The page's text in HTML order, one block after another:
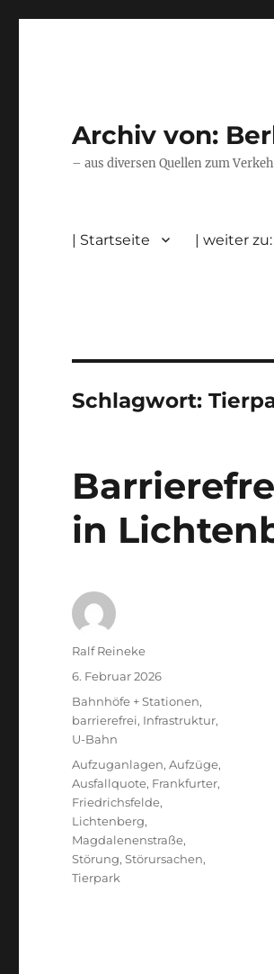
Archiv von:
– aus diversen Quellen zum
| Startseite | weiter
Schlagwort:
in
Autor
Ralf Reineke
Veröffentlicht
am
6. Februar 2026
Kategorien
Bahnhöfe + Stationen,
barrierefrei, Infrastruktur,
U-Bahn
Schlagwörter
Aufzuganlagen,Aufzüge,
Ausfallquote, Frankfurter,
Friedrichsfelde,
Lichtenberg,
Magdalenenstraße,
Störung,Störursachen,
Tierpark